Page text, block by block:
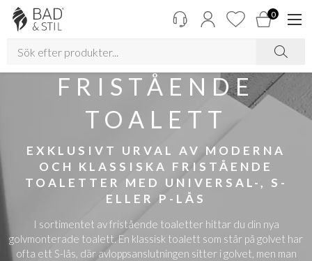
0
FRISTÅENDE
TOALETT
EXKLUSIVT URVAL AV MODERNA
OCH KLASSISKA FRISTÅENDE
TOALETTER MED UNIVERSAL-, S-
ELLER P-LÅS
I sortimentet av fristående toaletter hittar du din nya
golvmonterade toalett. En klassisk toalett som står på golvet har
ofta ett S-lås, där avloppsanslutningen sitter i golvet, men man